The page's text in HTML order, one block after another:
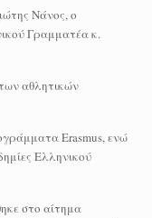
Νάνος, ο
Γραμματέα κ.
αθλητικών
Erasmus, ενώ
Ελληνικού
στο αίτημα